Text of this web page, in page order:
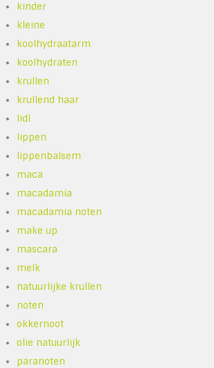
kinder
kleine
koolhydraatarm
koolhydraten
krullen
krullend haar
lidl
lippen
lippenbalsem
maca
macadamia
macadamia noten
make up
mascara
melk
natuurlijke krullen
noten
okkernoot
olie natuurlijk
paranoten